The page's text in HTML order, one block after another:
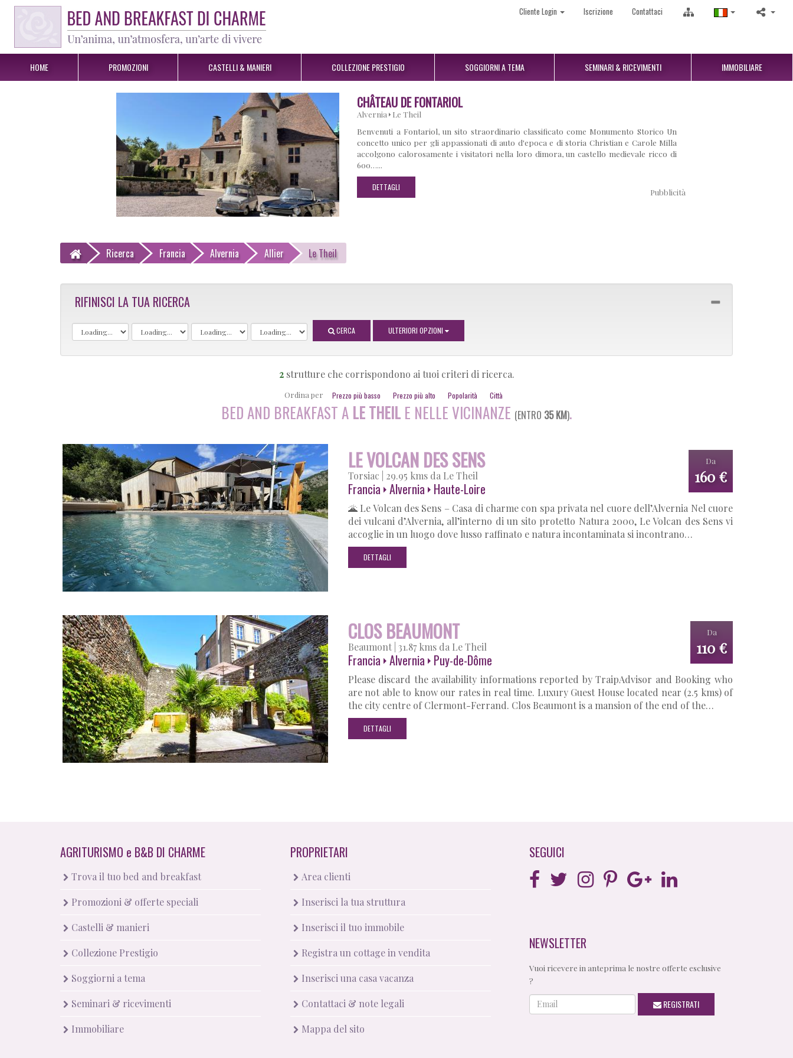
Cliente Login Iscrizione Contattaci
HOME PROMOZIONI CASTELLI & MANIERI COLLEZIONE PRESTIGIO SOGGIORNI A TEMA SEMINARI & RICEVIMENTI IMMOBILIARE
CHÂTEAU DE FONTARIOL
Alvernia
Le Theil
Benvenuti a Fontariol, un sito straordinario classificato come Monumento Storico Un
concetto unico per gli appassionati di auto d'epoca e di storia Christian e Carole Milla
accolgono calorosamente i visitatori nella loro dimora, un castello medievale ricco di
600…...
DETTAGLI
Pubblicità
Ricerca Francia Alvernia Allier Le Theil
RIFINISCI LA TUA RICERCA
CERCA ULTERIORI OPZIONI
2strutture che corrispondono ai tuoi criteri di ricerca.
Ordina per Prezzo più basso Prezzo più alto Popolarità Città
BED AND BREAKFAST A LE THEIL E NELLE VICINANZE (ENTRO 35 KM).
LE VOLCAN DES SENS
Torsiac 29.95 kms da Le Theil
Francia Alvernia Haute-Loire
Da
160 €
🌋 Le Volcan des Sens – Casa di charme con spa privata nel cuore dell’Alvernia Nel cuore
dei vulcani d’Alvernia, all’interno di un sito protetto Natura 2000, Le Volcan des Sens vi
accoglie in un luogo dove lusso raffinato e natura incontaminata si incontrano…
DETTAGLI
CLOS BEAUMONT
Beaumont 31.87 kms da Le Theil
Francia Alvernia Puy-de-Dôme
Da
110 €
Please discard the availability informations reported by TraipAdvisor and Booking who
are not able to know our rates in real time. Luxury Guest House located near (2.5 kms) of
the city centre of Clermont-Ferrand. Clos Beaumont is a mansion of the end of the…
DETTAGLI
AGRITURISMO e B&B DI CHARME
Trova il tuo bed and breakfast
Promozioni & offerte speciali
Castelli & manieri
Collezione Prestigio
Soggiorni a tema
Seminari & ricevimenti
Immobiliare
PROPRIETARI
Area clienti
Inserisci la tua struttura
Inserisci il tuo immobile
Registra un cottage in vendita
Inserisci una casa vacanza
Contattaci & note legali
Mappa del sito
SEGUICI
NEWSLETTER
Vuoi ricevere in anteprima le nostre offerte esclusive
?
Email REGISTRATI